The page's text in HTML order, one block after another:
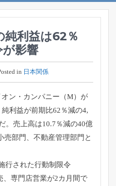
純利益は62％
が影響
in 日本関係
ン・カンパニー（M） が
利益が前期比62％減の4,
。売上高は10.7％減の40億
部門、 不動産管理部門と
行された行動制限令
、専門店営業が2カ月間で